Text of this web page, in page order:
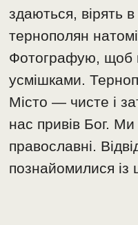
здаються, вірять
тернополян
Фотографую, щоб
усмішками.
Місто — чисте і
нас привів Бог.
православні.
познайомилися